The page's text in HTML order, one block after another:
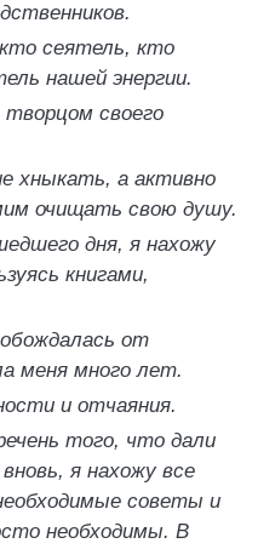
сеятель, кто
нашей энергии.
своего
хныкать, а активно
очищать свою душу.
дня, я нахожу
книгами,
от
меня много лет.
и отчаяния.
того, что дали
я нахожу все
советы и
необходимы. В